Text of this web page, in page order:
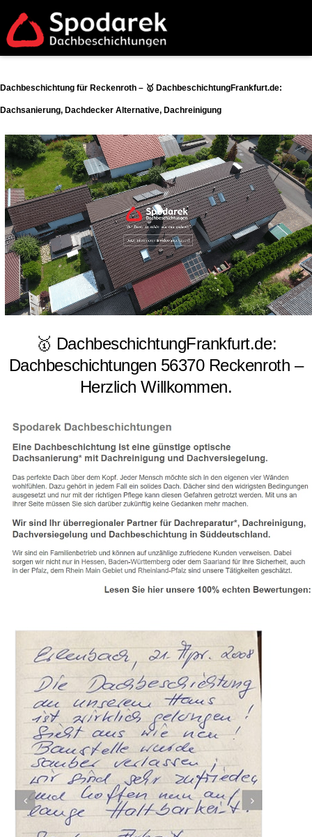
Dachbeschichtung für Reckenroth – 🥇 DachbeschichtungFrankfurt.de:
Dachsanierung, Dachdecker Alternative, Dachreinigung
🥇 DachbeschichtungFrankfurt.de:
Dachbeschichtungen 56370 Reckenroth –
Herzlich Willkommen.